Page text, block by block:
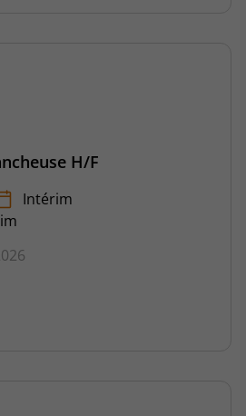
H/F
Intérim